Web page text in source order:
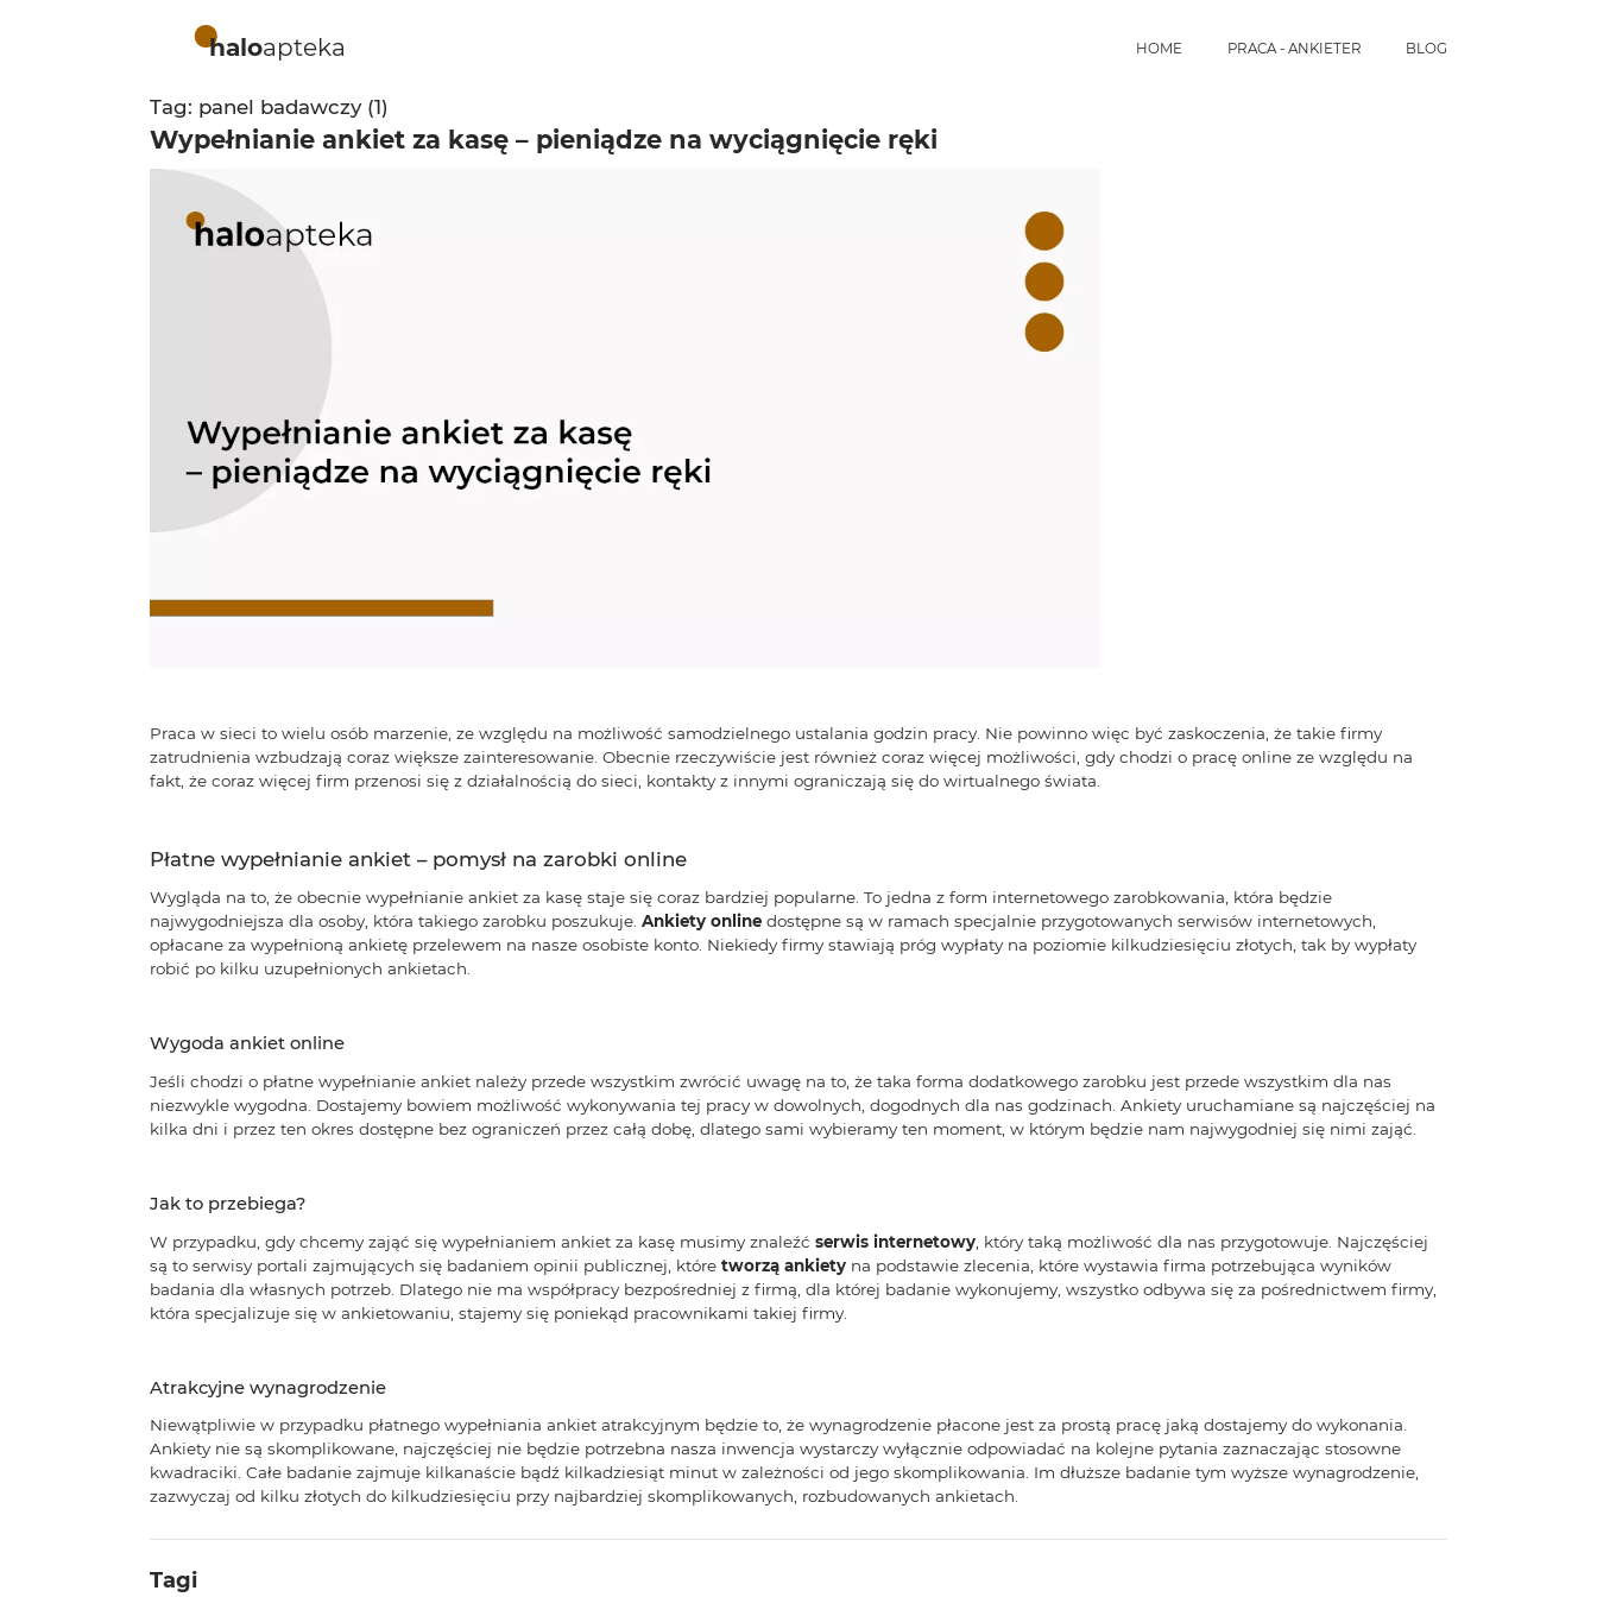
haloapteka HOME PRACA - ANKIETER BLOG
Tag: panel badawczy (1)
Wypełnianie ankiet za kasę – pieniądze na wyciągnięcie ręki
Praca w sieci to wielu osób marzenie, ze względu na możliwość samodzielnego ustalania godzin pracy. Nie powinno więc być zaskoczenia, że takie firmy
zatrudnienia wzbudzają coraz większe zainteresowanie. Obecnie rzeczywiście jest również coraz więcej możliwości, gdy chodzi o pracę online ze względu na
fakt, że coraz więcej firm przenosi się z działalnością do sieci, kontakty z innymi ograniczają się do wirtualnego świata.
Płatne wypełnianie ankiet – pomysł na zarobki online
Wygląda na to, że obecnie wypełnianie ankiet za kasę staje się coraz bardziej popularne. To jedna z form internetowego zarobkowania, która będzie
najwygodniejsza dla osoby, która takiego zarobku poszukuje. Ankiety onlinedostępne są w ramach specjalnie przygotowanych serwisów internetowych,
opłacane za wypełnioną ankietę przelewem na nasze osobiste konto. Niekiedy firmy stawiają próg wypłaty na poziomie kilkudziesięciu złotych, tak by wypłaty
robić po kilku uzupełnionych ankietach.
Wygoda ankiet online
Jeśli chodzi o płatne wypełnianie ankiet należy przede wszystkim zwrócić uwagę na to, że taka forma dodatkowego zarobku jest przede wszystkim dla nas
niezwykle wygodna. Dostajemy bowiem możliwość wykonywania tej pracy w dowolnych, dogodnych dla nas godzinach. Ankiety uruchamiane są najczęściej na
kilka dni i przez ten okres dostępne bez ograniczeń przez całą dobę, dlatego sami wybieramy ten moment, w którym będzie nam najwygodniej się nimi zająć.
Jak to przebiega?
W przypadku, gdy chcemy zająć się wypełnianiem ankiet za kasę musimy znaleźć serwis internetowy, który taką możliwość dla nas przygotowuje. Najczęściej
są to serwisy portali zajmujących się badaniem opinii publicznej, które tworzą ankietyna podstawie zlecenia, które wystawia firma potrzebująca wyników
badania dla własnych potrzeb. Dlatego nie ma współpracy bezpośredniej z firmą, dla której badanie wykonujemy, wszystko odbywa się za pośrednictwem firmy,
która specjalizuje się w ankietowaniu, stajemy się poniekąd pracownikami takiej firmy.
Atrakcyjne wynagrodzenie
Niewątpliwie w przypadku płatnego wypełniania ankiet atrakcyjnym będzie to, że wynagrodzenie płacone jest za prostą pracę jaką dostajemy do wykonania.
Ankiety nie są skomplikowane, najczęściej nie będzie potrzebna nasza inwencja wystarczy wyłącznie odpowiadać na kolejne pytania zaznaczając stosowne
kwadraciki. Całe badanie zajmuje kilkanaście bądź kilkadziesiąt minut w zależności od jego skomplikowania. Im dłuższe badanie tym wyższe wynagrodzenie,
zazwyczaj od kilku złotych do kilkudziesięciu przy najbardziej skomplikowanych, rozbudowanych ankietach.
Tagi